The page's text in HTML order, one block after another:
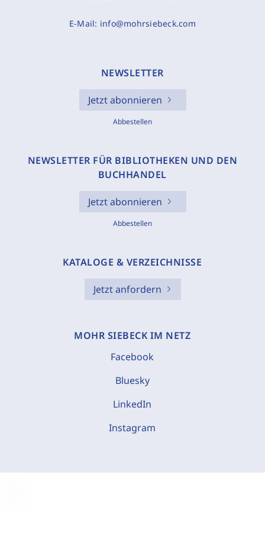
E-Mail: info@mohrsiebeck.com
NEWSLETTER
Jetzt abonnieren
Abbestellen
NEWSLETTER FÜR BIBLIOTHEKEN UND DEN
BUCHHANDEL
Jetzt abonnieren
Abbestellen
KATALOGE & VERZEICHNISSE
Jetzt anfordern
MOHR SIEBECK IM NETZ
Facebook
Bluesky
LinkedIn
Instagram